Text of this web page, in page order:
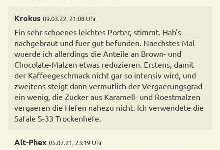
Krokus 09.03.22, 21:08 Uhr
Ein sehr schoenes leichtes Porter, stimmt. Hab's
nachgebraut und fuer gut befunden. Naechstes Mal
wuerde ich allerdings die Anteile an Brown- und
Chocolate-Malzen etwas reduzieren. Erstens, damit
der Kaffeegeschmack nicht gar so intensiv wird, und
zweitens steigt dann vermutlich der Vergaerungsgrad
ein wenig, die Zucker aus Karamell- und Roestmalzen
vergaeren die Hefen nahezu nicht. Ich verwendete die
Safale S-33 Trockenhefe.
Alt-Phex 05.07.21, 23:19 Uhr